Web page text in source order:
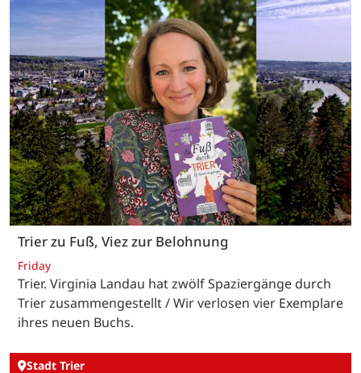
Trier zu Fuß, Viez zur Belohnung
Friday
Trier. Virginia Landau hat zwölf Spaziergänge durch
Trier zusammengestellt / Wir verlosen vier Exemplare
ihres neuen Buchs.
Stadt Trier